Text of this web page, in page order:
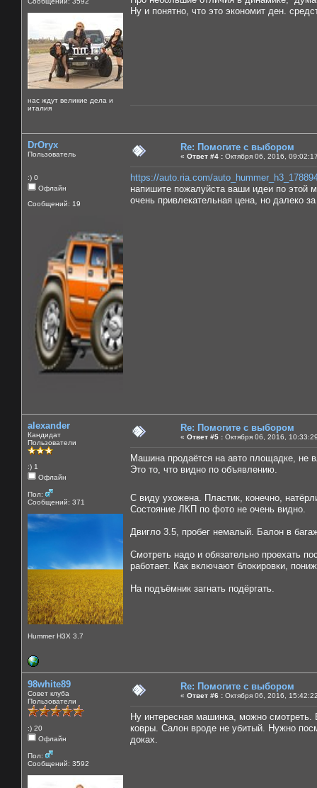
нас ждут великие дела и
италия
Ну и понятно, что это экономит ден.
DrOryx
Пользователь
:) 0
Офлайн
Сообщений: 19
Re: Помогите с выбором
« Ответ #4 : Октября 06, 2016,
https://auto.ria.com/
напишите пожалуйста ваши идеи по этой
очень привлекательная цена, но далеко
alexander
Кандидат
Пользователи
:) 1
Офлайн
Пол:
Сообщений: 371
Hummer H3X 3.7
Re: Помогите с выбором
« Ответ #5 : Октября 06, 2016,
Машина продаётся на авто площадке, не
Это то, что видно по объявлению.
С виду ухожена. Пластик, конечно,
Состояние ЛКП по фото не очень видно.
Двигло 3.5, пробег немалый. Балон в
Смотреть надо и обязательно проехать
работает. Как включают блокировки,
На подъёмник загнать подёргать.
98white89
Совет клуба
Пользователи
:) 20
Офлайн
Пол:
Сообщений: 3592
Re: Помогите с выбором
« Ответ #6 : Октября 06, 2016,
Ну интересная машинка, можно смотреть.
ковры. Салон вроде не убитый. Нужно
доках.